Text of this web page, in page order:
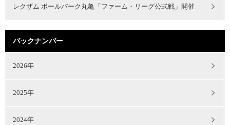
レクザム ボールパーク丸亀「ファーム・リーグ公式戦」開催
バックナンバー
2026年
2025年
2024年